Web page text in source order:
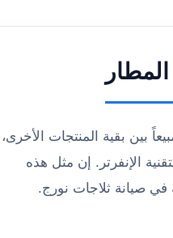
بين بقية المنتجات الأخرى،
الإنفرتر. إن مثل هذه
في صيانة ثلاجات نورج.